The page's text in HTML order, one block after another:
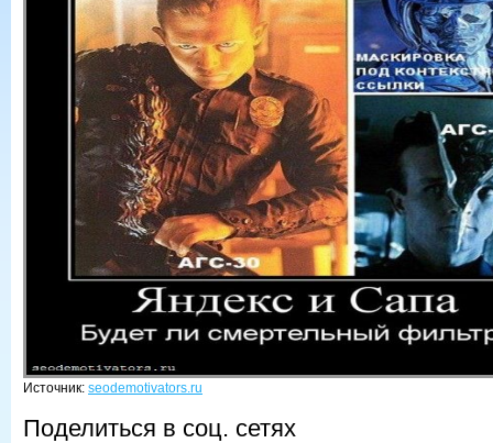
Источник: seodemotivators.ru
Поделиться в соц. сетях